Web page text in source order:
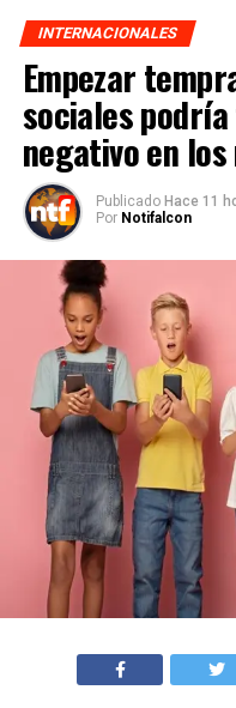
INTERNACIONALES
Empezar
sociales
negativo en los
Publicado Hace 11
Por Notifalcon